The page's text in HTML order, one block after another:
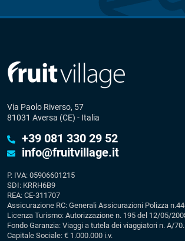
Via Paolo Riverso, 57
81031 Aversa (CE) - Italia
+39 081 330 29 52
info@fruitvillage.it
P. IVA: 05906601215
SDI: KRRH6B9
REA: CE-311707
Assicurazione RC: Generali Assicurazioni Polizza
Licenza Turismo: Autorizzazione n. 195 del 12/05/
Fondo Garanzia: Viaggi a tutela dei viaggiatori n. A/
Capitale Sociale: € 1.000.000 i.v.